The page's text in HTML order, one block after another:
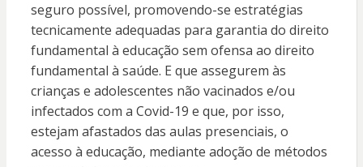
seguro possível, promovendo-se estratégias
tecnicamente adequadas para garantia do direito
fundamental à educação sem ofensa ao direito
fundamental à saúde. E que assegurem às
crianças e adolescentes não vacinados e/ou
infectados com a Covid-19 e que, por isso,
estejam afastados das aulas presenciais, o
acesso à educação, mediante adoção de métodos